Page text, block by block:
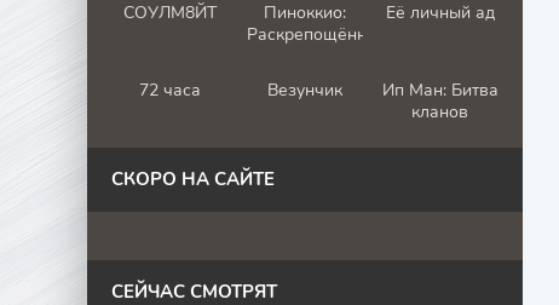
СОУЛМ8ЙТ
Пиноккио:
Раскрепощённый
Её личный ад
72 часа Везунчик
Ип Ман: Битва
кланов
СКОРО НА САЙТЕ
СЕЙЧАС СМОТРЯТ